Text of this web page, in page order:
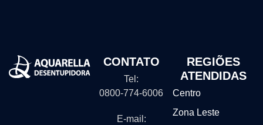
CONTATO
Tel:
0800-774-6006
E-mail:
REGIÕES
ATENDIDAS
Centro
Zona Leste